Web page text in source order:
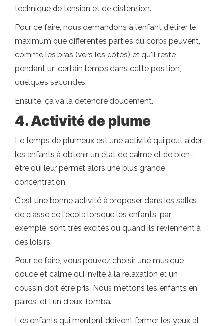
technique de tension et de distension.
Pour ce faire, nous demandons à l'enfant d'étirer le
maximum que différentes parties du corps peuvent,
comme les bras (vers les côtés) et qu'il reste
pendant un certain temps dans cette position,
quelques secondes.
Ensuite, ça va la détendre doucement.
4. Activité de plume
Le temps de plumeux est une activité qui peut aider
les enfants à obtenir un état de calme et de bien-
être qui leur permet alors une plus grande
concentration.
C'est une bonne activité à proposer dans les salles
de classe de l'école lorsque les enfants, par
exemple, sont très excités ou quand ils reviennent à
des loisirs.
Pour ce faire, vous pouvez choisir une musique
douce et calme qui invite à la relaxation et un
coussin doit être pris. Nous mettons les enfants en
paires, et l'un d'eux Tomba.
Les enfants qui mentent doivent fermer les yeux et